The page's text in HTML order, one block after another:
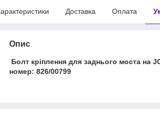
Доставка Оплата
Опис
Болт кріплення для заднього моста на
номер: 826/00799